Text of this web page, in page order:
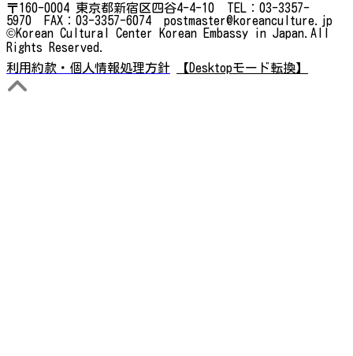
〒160-0004 東京都新宿区四谷4-4-10 TEL：03-3357-
5970 FAX：03-3357-6074 postmaster@koreanculture.jp
©Korean Cultural Center Korean Embassy in Japan.All
Rights Reserved.
利用約款・個人情報処理方針
【Desktopモード転換】